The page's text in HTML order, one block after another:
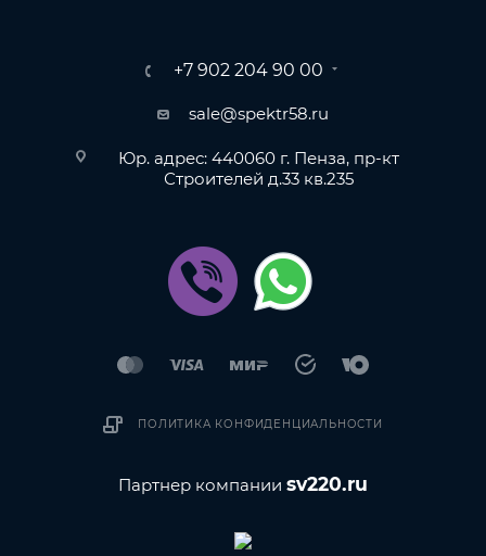
+7 902 204 90 00
sale@spektr58.ru
Юр. адрес: 440060 г. Пенза, пр-кт
Строителей д.33 кв.235
ПОЛИТИКА КОНФИДЕНЦИАЛЬНОСТИ
Партнер компании sv220.ru